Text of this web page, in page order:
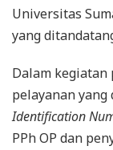
Universitas
yang
Dalam
pelayanan
Identification
PPh OP dan